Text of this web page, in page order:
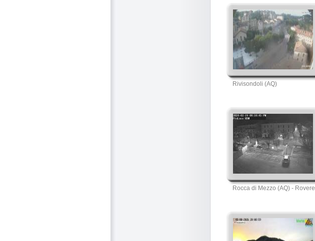
Rivisondoli (AQ)
Rocca di Mezzo (AQ) - Rovere